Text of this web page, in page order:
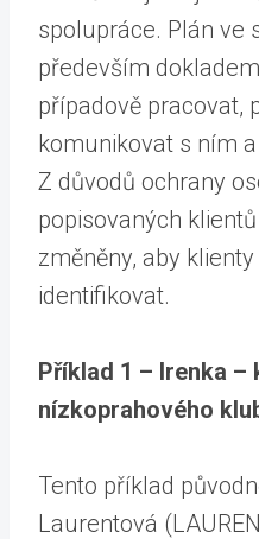
spolupráce. Plán ve
především
případově pracovat,
komunikovat s ním
Z důvodů ochrany
popisovaných
změněny, aby
identifikovat.
Příklad 1 – Irenka –
nízkoprahového
Tento příklad
Laurentová